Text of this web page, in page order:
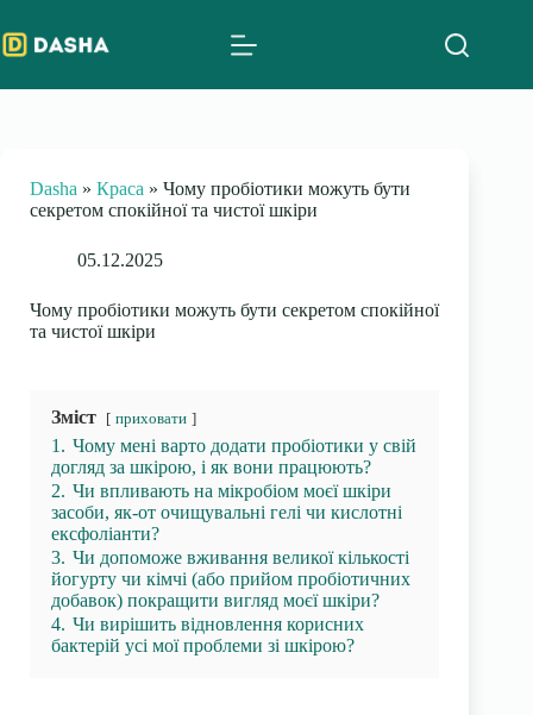
to
content
Dasha » Краса » Чому пробіотики можуть бути
секретом спокійної та чистої шкіри
05.12.2025
Чому пробіотики можуть бути секретом спокійної
та чистої шкіри
Зміст приховати
1. Чому мені варто додати пробіотики у свій
догляд за шкірою, і як вони працюють?
2. Чи впливають на мікробіом моєї шкіри
засоби, як-от очищувальні гелі чи кислотні
ексфоліанти?
3. Чи допоможе вживання великої кількості
йогурту чи кімчі (або прийом пробіотичних
добавок) покращити вигляд моєї шкіри?
4. Чи вирішить відновлення корисних
бактерій усі мої проблеми зі шкірою?